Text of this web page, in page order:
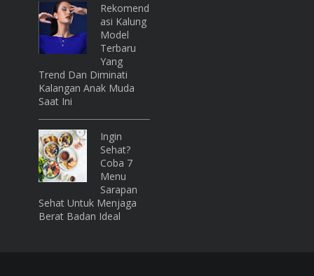
Rekomend
Asi Kalung
Model
Terbaru
Yang
Trend Dan Diminati
Kalangan Anak Muda
Saat Ini
Ingin
Sehat?
Coba 7
Menu
Sarapan
Sehat Untuk Menjaga
Berat Badan Ideal